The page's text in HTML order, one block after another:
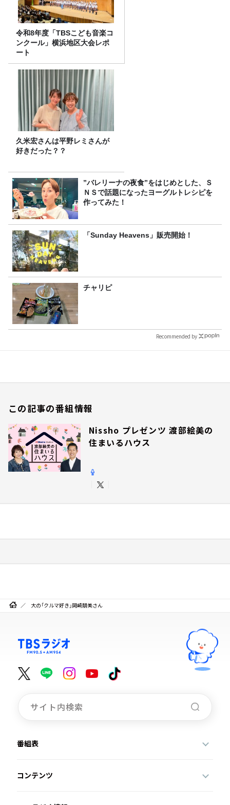
令和8年度「TBSこども音楽コ
ンクール」横浜地区大会レポ
ート
久米宏さんは平野レミさんが
好きだった？？
”バレリーナの夜食”をはじめとした、Ｓ
ＮＳで話題になったヨーグルトレシピを
作ってみた！
「Sunday Heavens」販売開始！
チャリピ
Recommended by
この記事の番組情報
Nissho プレゼンツ 渡部絵美の
住まいるハウス
大の「クルマ好き」岡崎朋美さん
番組表
コンテンツ